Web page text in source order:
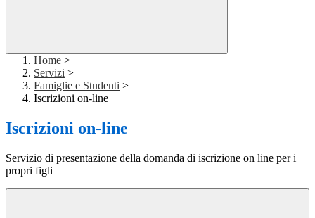
Home >
Servizi >
Famiglie e Studenti >
Iscrizioni on-line
Iscrizioni on-line
Servizio di presentazione della domanda di iscrizione on line per i
propri figli